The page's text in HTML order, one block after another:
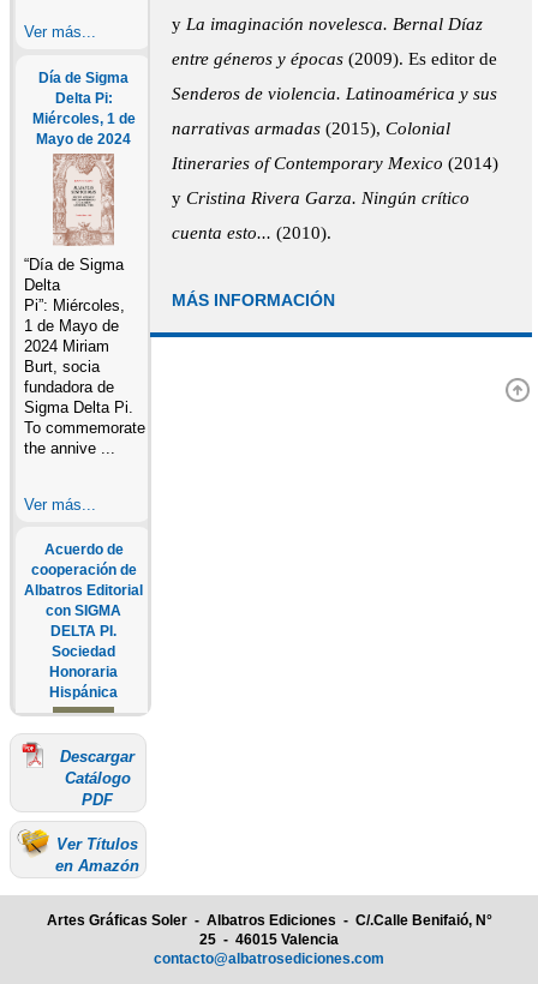
Ver más...
Día de Sigma
Delta Pi:
Miércoles, 1 de
Mayo de 2024
“Día de Sigma
Delta
Pi”: Miércoles,
1 de Mayo de
2024 Miriam
Burt, socia
fundadora de
Sigma Delta Pi.
To commemorate
the annive ...
Ver más...
Acuerdo de
cooperación de
Albatros Editorial
con SIGMA
DELTA PI.
Sociedad
Honoraria
Hispánica
SEGUNDA
CONVOCATORIA
ANUAL A LOS
PREMIOS
ALBATROS En
junio de 2022,
Editorial ha
Descargar
Catálogo
PDF
Ver Títulos
en Amazón
y La imaginación novelesca. Bernal Díaz
entre géneros y épocas(2009). Es editor de
Senderos de violencia. Latinoamérica y sus
narrativas armadas (2015),Colonial
Itineraries of Contemporary Mexico(2014)
yCristina Rivera Garza. Ningún crítico
cuenta esto...(2010).
MÁS INFORMACIÓN
Artes Gráficas Soler - Albatros Ediciones - C/.Calle Benifaió, N°
25 - 46015 Valencia
contacto@albatrosediciones.com